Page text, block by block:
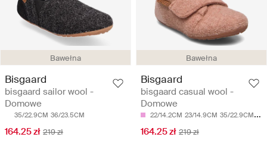
Bawełna
Bisgaard
bisgaard sailor wool -
Domowe
35/22.9CM 36/23.5CM
164.25 zł 219 zł
Bawełna
Bisgaard
bisgaard casual wool -
Domowe
22/14.2CM 23/14.9CM 35/22.9CM
164.25 zł 219 zł